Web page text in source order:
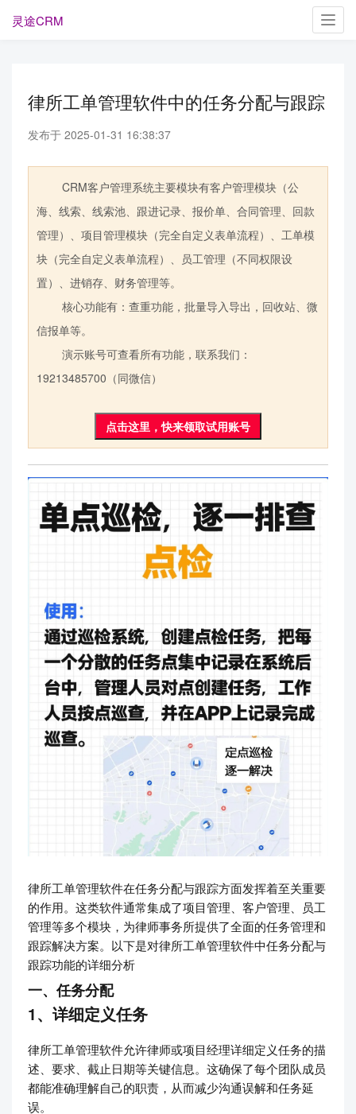
灵途CRM
律所工单管理软件中的任务分配与跟踪
发布于 2025-01-31 16:38:37
CRM客户管理系统主要模块有客户管理模块（公
海、线索、线索池、跟进记录、报价单、合同管理、回款
管理）、项目管理模块（完全自定义表单流程）、工单模
块（完全自定义表单流程）、员工管理（不同权限设
置）、进销存、财务管理等。
核心功能有：查重功能，批量导入导出，回收站、微
信报单等。
演示账号可查看所有功能，联系我们：
19213485700（同微信）
点击这里，快来领取试用账号
律所工单管理软件在任务分配与跟踪方面发挥着至关重要
的作用。这类软件通常集成了项目管理、客户管理、员工
管理等多个模块，为律师事务所提供了全面的任务管理和
跟踪解决方案。以下是对律所工单管理软件中任务分配与
跟踪功能的详细分析
一、任务分配
1、详细定义任务
律所工单管理软件允许律师或项目经理详细定义任务的描
述、要求、截止日期等关键信息。这确保了每个团队成员
都能准确理解自己的职责，从而减少沟通误解和任务延
误。